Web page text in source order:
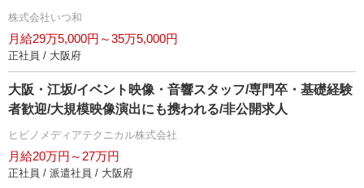
株式会社いつ和
月給29万5,000円～35万5,000円
正社員 / 大阪府
大阪・江坂/イベント映像・音響スタッフ/専門卒・基礎経験
者歓迎/大規模映像演出にも携われる/非公開求人
ヒビノメディアテクニカル株式会社
月給20万円～27万円
正社員 / 派遣社員 / 大阪府